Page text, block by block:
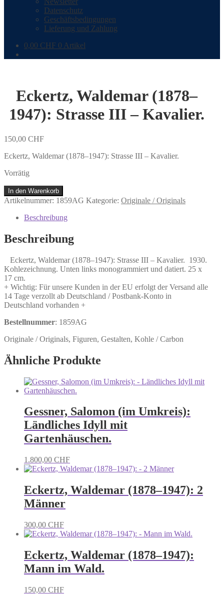
Datenschutz
Geschäftsbedingungen
Lieferung und Zahlung
0,00 CHF 0 Artikel
Eckertz, Waldemar (1878–
1947): Strasse III – Kavalier.
150,00 CHF
Eckertz, Waldemar (1878–1947): Strasse III – Kavalier.
Vorrätig
Eckertz,
Waldemar
1947):
III
-
Menge
In den Warenkorb
Artikelnummer: 1859AG Kategorie: Originale / Originals
Beschreibung
Beschreibung
Eckertz, Waldemar (1878–1947): Strasse III – Kavalier. 1930.
Kohlezeichnung. Unten links monogrammiert und datiert. 25 x
17 cm.
+ Wichtig: Für unsere Kunden in der EU erfolgt der Versand alle
14 Tage verzollt ab Deutschland / Postbank-Konto in
Deutschland vorhanden +
Bestellnummer: 1859AG
Originale / Originals, Figuren, Gestalten, Kohle / Carbon
Ähnliche Produkte
Gessner, Salomon (im Umkreis):
Ländliches Idyll mit
Gartenhäuschen.
1.800,00 CHF
Eckertz, Waldemar (1878–1947): 2
Männer
300,00 CHF
Eckertz, Waldemar (1878–1947):
Mann im Wald.
150,00 CHF